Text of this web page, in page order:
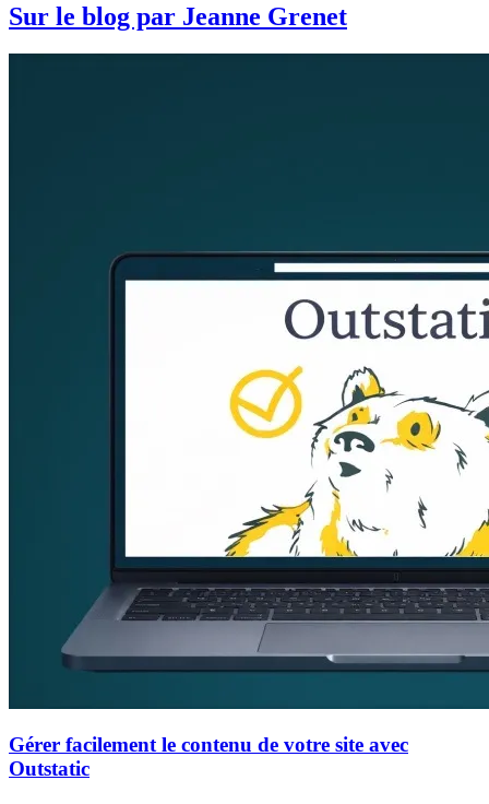
Sur le blog par Jeanne Grenet
Gérer facilement le contenu de votre site avec
Outstatic